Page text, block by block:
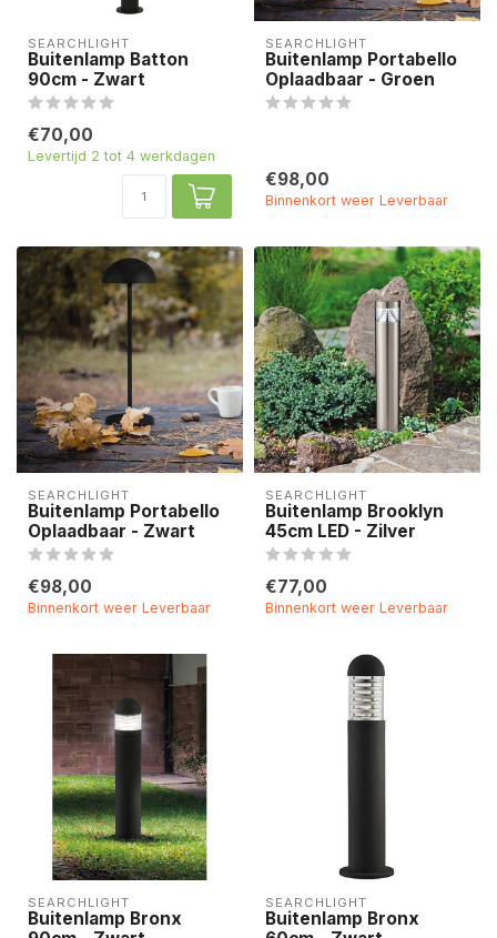
SEARCHLIGHT
Buitenlamp Batton
90cm - Zwart
€70,00
Levertijd 2 tot 4 werkdagen
SEARCHLIGHT
Buitenlamp Portabello
Oplaadbaar - Groen
€98,00
Binnenkort weer Leverbaar
SEARCHLIGHT
Buitenlamp Portabello
Oplaadbaar - Zwart
€98,00
Binnenkort weer Leverbaar
SEARCHLIGHT
Buitenlamp Brooklyn
45cm LED - Zilver
€77,00
Binnenkort weer Leverbaar
SEARCHLIGHT
Buitenlamp Bronx
SEARCHLIGHT
Buitenlamp Bronx